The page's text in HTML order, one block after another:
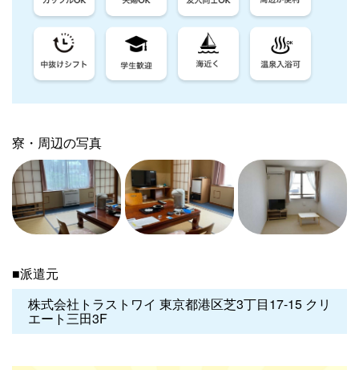
寮・周辺の写真
■派遣元
株式会社トラストワイ 東京都港区芝3丁目17-15 クリ
エート三田3F